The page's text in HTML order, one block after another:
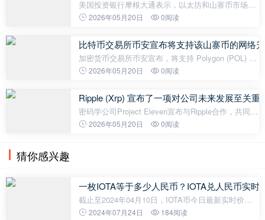
美国投资银行摩根大通表示，以太坊和山寨币市场要
想扭转长期以来相对于比特币的疲软表现，需要网络
用案例的强劲增长。该银行上周发
2026年05月20日 0阅读
比特币交易所币安宣布将支持该山寨币的网络
加密货币交易所币安宣布，将支持 Polygon (POL) 网
络的网络升级和硬分叉过程。根据交易所官方声明，
络上的代币充值和提现将于 20
2026年05月20日 0阅读
Ripple (Xrp) 宣布了一项对公司未来发展至关重
密码学公司Project Eleven宣布与Ripple合作，共同应
对量子计算威胁。该公司表示，作为合作的一部分，
2026年05月20日 0阅读
猜你感兴趣
一枚IOTA等于多少人民币？IOTA兑人民币实时
截止至2024年04月10日，IOTA币今日最新实时价格
是0.303149美元，一枚IOTA约合人民币2.192元。最
2024年07月24日 184阅读